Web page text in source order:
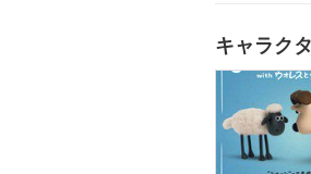
キャラク